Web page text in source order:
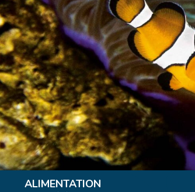
ALIMENTATION